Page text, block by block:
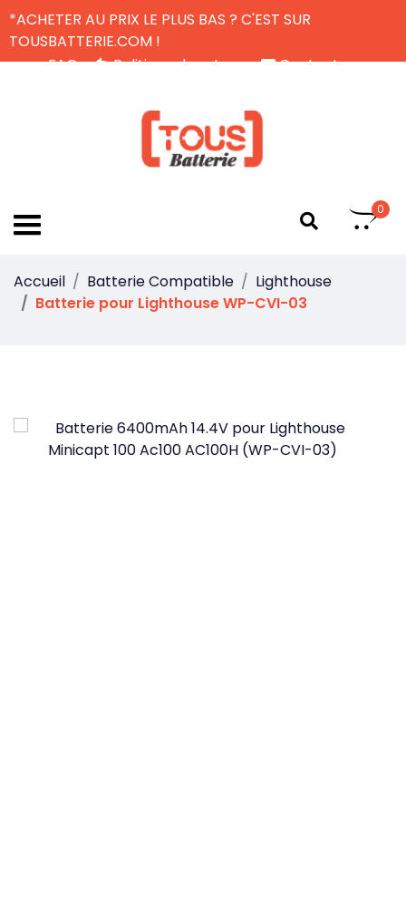
*ACHETER AU PRIX LE PLUS BAS ? C'EST SUR
TOUSBATTERIE.COM !
FAQ
Politique de retour
Contactez-nous
0
Accueil Batterie Compatible
Lighthouse
Batterie pour Lighthouse WP-CVI-03